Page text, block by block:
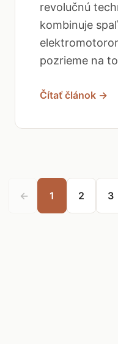
revolučnú
kombinuje
pozrieme na
Čítať článok →
← 1 2 3